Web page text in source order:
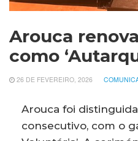
Arouca
como
26 DE FEVEREIRO, 2026
Arouca foi
consecutivo, com o